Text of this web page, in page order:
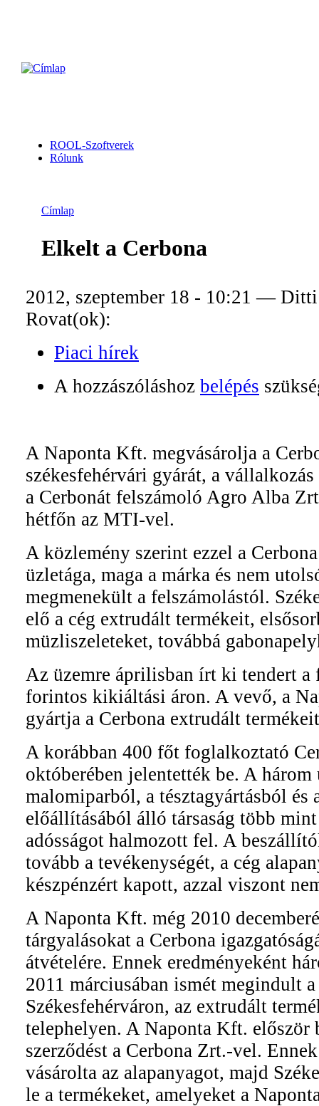
ROOL-Szoftverek
Rólunk
Címlap
Elkelt a Cerbona
2012, szeptember 18 - 10:21 — Ditti
Rovat(ok):
Piaci hírek
A hozzászóláshoz belépés
A Naponta Kft. megvásárolja a
székesfehérvári gyárát, a
a Cerbonát felszámoló Agro Alba
hétfőn az MTI-vel.
A közlemény szerint ezzel a
üzletága, maga a márka és nem
megmenekült a felszámolástól.
elő a cég extrudált termékeit,
müzliszeleteket, továbbá
Az üzemre áprilisban írt ki tendert
forintos kikiáltási áron. A vevő, a
gyártja a Cerbona extrudált
A korábban 400 főt foglalkoztató
októberében jelentették be. A három
malomiparból, a tésztagyártásból és
előállításából álló társaság több
adósságot halmozott fel. A
tovább a tevékenységét, a cég
készpénzért kapott, azzal viszont
A Naponta Kft. még 2010
tárgyalásokat a Cerbona
átvételére. Ennek eredményeként
2011 márciusában ismét megindult
Székesfehérváron, az extrudált
telephelyen. A Naponta Kft. először
szerződést a Cerbona Zrt.-vel.
vásárolta az alapanyagot, majd
le a termékeket, amelyeket a